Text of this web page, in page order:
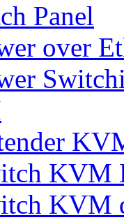
Panel
over
KVM
KVM